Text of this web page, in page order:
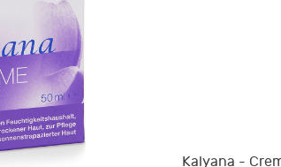
Kalyana -